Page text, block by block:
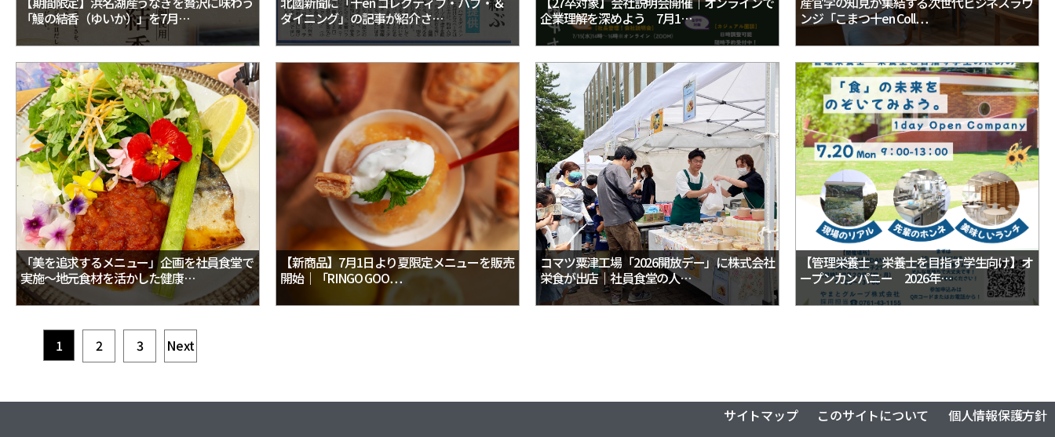
「鰻の結香（ゆいか）」を7月…
ダイニング」の記事が紹介さ…
企業理解を深めよう 7月1…
ンジ「こまつ十en Coll…
「美を追求するメニュー」企画を社員食堂で
実施～地元食材を活かした健康…
【新商品】7月1日より夏限定メニューを販売
開始｜「RINGO GOO…
コマツ粟津工場「2026開放デー」に株式会社
栄食が出店｜社員食堂の人…
【管理栄養士・栄養士を目指す学生向け】オ
ープンカンパニー 2026年…
1 2 3 Next
サイトマップ このサイトについて 個人情報保護方針